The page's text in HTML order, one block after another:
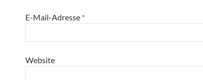
E-Mail-Adresse *
Website